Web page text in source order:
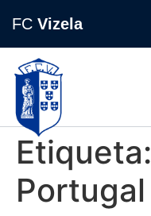
FC Vizela
Etiqueta:
Portugal